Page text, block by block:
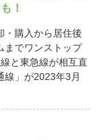
！
・購入から居住後
までワンストップ
と東急線が相互直
線」が2023年3月